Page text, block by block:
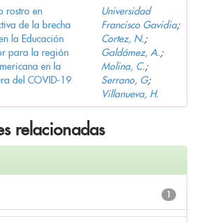
rostro en
de la brecha
la Educación
para la región
en la
del COVID-19
Universidad
Francisco Gavidia;
Cortez, N.;
Galdámez, A.;
Molina, C.;
Serrano, G;
Villanueva, H.
relacionadas
1